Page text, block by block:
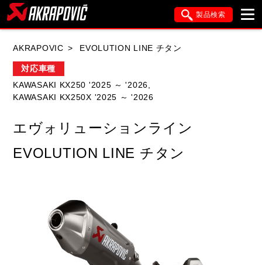
製品検索
KAWASAKI APRILIA BMW
FANTIC GASGAS GILERA
ITALJET KIMCO
PIAGGIO SYM
AKRAPOVIC EVOLUTION LINE チタン
対応車種
KAWASAKI KX250 '2025 ～ '2026,
KAWASAKI KX250X '2025 ～ '2026
エヴォリューションライン
EVOLUTION LINE チタン